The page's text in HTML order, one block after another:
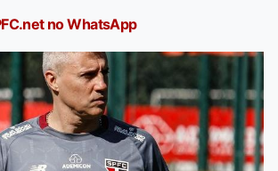
no WhatsApp